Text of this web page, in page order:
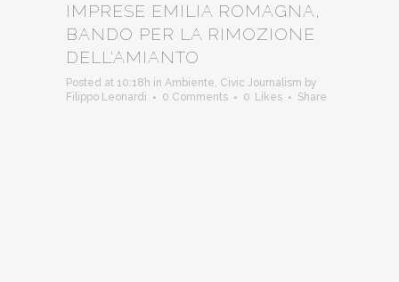
IMPRESE EMILIA ROMAGNA,
BANDO PER LA RIMOZIONE
DELL'AMIANTO
Posted at 10:18h in Ambiente, Civic Journalism by
Filippo Leonardi
0 Comments 0 Likes Share